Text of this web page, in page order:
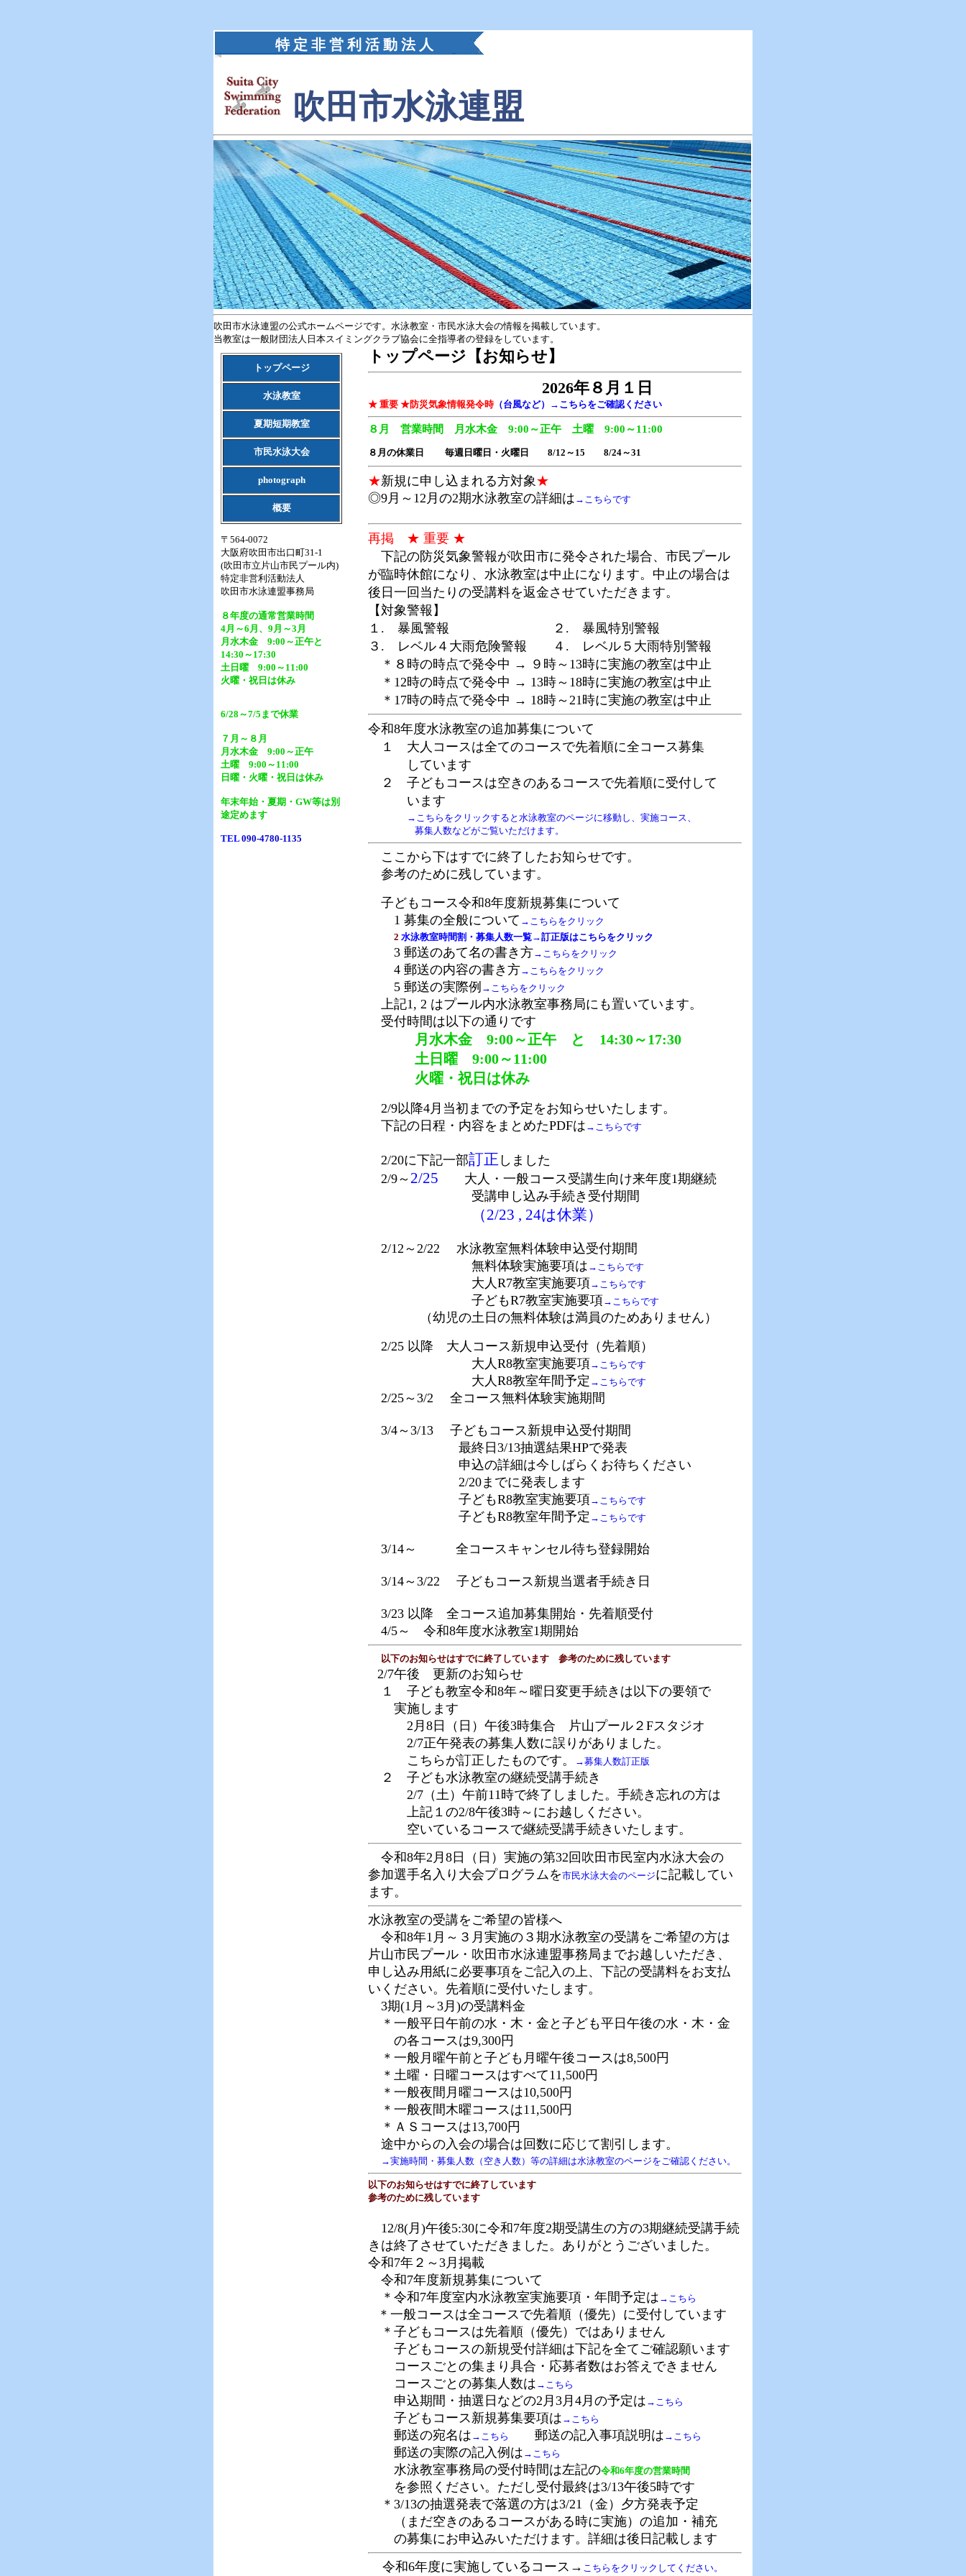
特 定 非 営 利 活 動 法 人
吹田市水泳連盟
吹田市水泳連盟の公式ホームページです。水泳教室・市民水泳大会の情報を掲載しています。
当教室は一般財団法人日本スイミングクラブ協会に全指導者の登録をしています。
トップページ
水泳教室
夏期短期教室
市民水泳大会
photograph
概要
〒564-0072
大阪府吹田市出口町31-1
(吹田市立片山市民プール内)
特定非営利活動法人
吹田市水泳連盟事務局
８年度の通常営業時間
4月～6月、9月～3月
月水木金 9:00～正午と
14:30～17:30
土日曜 9:00～11:00
火曜・祝日は休み
6/28～7/5まで休業
７月～８月
月水木金 9:00～正午
土曜 9:00～11:00
日曜・火曜・祝日は休み
年末年始・夏期・GW等は別
途定めます
TEL 090-4780-1135
トップページ【お知らせ】
2026年８月１日
★ 重要 ★防災気象情報発令時（台風など）→こちらをご確認ください
８月 営業時間 月水木金 9:00～正午 土曜 9:00～11:00
８月の休業日 毎週日曜日・火曜日 8/12～15 8/24～31
★新規に申し込まれる方対象★
◎9月～12月の2期水泳教室の詳細は →こちらです
再掲 ★ 重要 ★
下記の防災気象警報が吹田市に発令された場合、市民プール
が臨時休館になり、水泳教室は中止になります。中止の場合は
後日一回当たりの受講料を返金させていただきます。
【対象警報】
１. 暴風警報 ２. 暴風特別警報
３. レベル４大雨危険警報 ４. レベル５大雨特別警報
＊８時の時点で発令中 → ９時～13時に実施の教室は中止
＊12時の時点で発令中 → 13時～18時に実施の教室は中止
＊17時の時点で発令中 → 18時～21時に実施の教室は中止
令和8年度水泳教室の追加募集について
１ 大人コースは全てのコースで先着順に全コース募集
しています
２ 子どもコースは空きのあるコースで先着順に受付して
います
→こちらをクリックすると水泳教室のページに移動し、実施コース、
募集人数などがご覧いただけます。
ここから下はすでに終了したお知らせです。
参考のために残しています。
子どもコース令和8年度新規募集について
1 募集の全般について →こちらをクリック
2 水泳教室時間割・募集人数一覧→訂正版はこちらをクリック
3 郵送のあて名の書き方→こちらをクリック
4 郵送の内容の書き方→こちらをクリック
5 郵送の実際例 →こちらをクリック
上記1, 2 はプール内水泳教室事務局にも置いています。
受付時間は以下の通りです
月水木金 9:00～正午 と 14:30～17:30
土日曜 9:00～11:00
火曜・祝日は休み
2/9以降4月当初までの予定をお知らせいたします。
下記の日程・内容をまとめたPDFは →こちらです
2/20に下記一部訂正 しました
2/9～ 2/25 大人・一般コース受講生向け来年度1期継続
受講申し込み手続き受付期間
（2/23 , 24は休業）
2/12～2/22 水泳教室無料体験申込受付期間
無料体験実施要項は →こちらです
大人R7教室実施要項→こちらです
子どもR7教室実施要項→こちらです
（幼児の土日の無料体験は満員のためありません）
2/25 以降 大人コース新規申込受付（先着順）
大人R8教室実施要項→こちらです
大人R8教室年間予定 →こちらです
2/25～3/2 全コース無料体験実施期間
3/4～3/13 子どもコース新規申込受付期間
最終日3/13抽選結果HPで発表
申込の詳細は今しばらくお待ちください
2/20までに発表します
子どもR8教室実施要項→こちらです
子どもR8教室年間予定 →こちらです
3/14～ 全コースキャンセル待ち登録開始
3/14～3/22 子どもコース新規当選者手続き日
3/23 以降 全コース追加募集開始・先着順受付
4/5～ 令和8年度水泳教室1期開始
以下のお知らせはすでに終了しています 参考のために残しています
2/7午後 更新のお知らせ
１ 子ども教室令和8年～曜日変更手続きは以下の要領で
実施します
2月8日（日）午後3時集合 片山プール２Fスタジオ
2/7正午発表の募集人数に誤りがありました。
こちらが訂正したものです。
→募集人数訂正版
２ 子ども水泳教室の継続受講手続き
2/7（土）午前11時で終了しました。手続き忘れの方は
上記１の2/8午後3時～にお越しください。
空いているコースで継続受講手続きいたします。
令和8年2月8日（日）実施の第32回吹田市民室内水泳大会の
参加選手名入り大会プログラムを市民水泳大会のページに記載してい
ます。
水泳教室の受講をご希望の皆様へ
令和8年1月～３月実施の３期水泳教室の受講をご希望の方は
片山市民プール・吹田市水泳連盟事務局までお越しいただき、
申し込み用紙に必要事項をご記入の上、下記の受講料をお支払
いください。先着順に受付いたします。
3期(1月～3月)の受講料金
＊一般平日午前の水・木・金と子ども平日午後の水・木・金
の各コースは9,300円
＊一般月曜午前と子ども月曜午後コースは8,500円
＊土曜・日曜コースはすべて11,500円
＊一般夜間月曜コースは10,500円
＊一般夜間木曜コースは11,500円
＊ＡＳコースは13,700円
途中からの入会の場合は回数に応じて割引します。
→実施時間・募集人数（空き人数）等の詳細は水泳教室のページをご確認ください。
以下のお知らせはすでに終了しています
参考のために残しています
12/8(月)午後5:30に令和7年度2期受講生の方の3期継続受講手続
きは終了させていただきました。ありがとうございました。
令和7年２～3月掲載
令和7年度新規募集について
＊令和7年度室内水泳教室実施要項・年間予定は →こちら
＊一般コースは全コースで先着順（優先）に受付しています
＊子どもコースは先着順（優先）ではありません
子どもコースの新規受付詳細は下記を全てご確認願います
コースごとの集まり具合・応募者数はお答えできません
コースごとの募集人数は →こちら
申込期間・抽選日などの2月3月4月の予定は →こちら
子どもコース新規募集要項は →こちら
郵送の宛名は →こちら 郵送の記入事項説明は →こちら
郵送の実際の記入例は →こちら
水泳教室事務局の受付時間は左記の令和6年度の営業時間
を参照ください。ただし受付最終は3/13午後5時です
＊3/13の抽選発表で落選の方は3/21（金）夕方発表予定
（まだ空きのあるコースがある時に実施）の追加・補充
の募集にお申込みいただけます。詳細は後日記載します
令和6年度に実施しているコース→ こちらをクリックしてください。